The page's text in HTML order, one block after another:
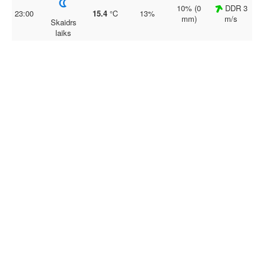
23:00
Skaidrs
laiks
15.4 °C 13%
10% (0
mm)
DDR 3
m/s